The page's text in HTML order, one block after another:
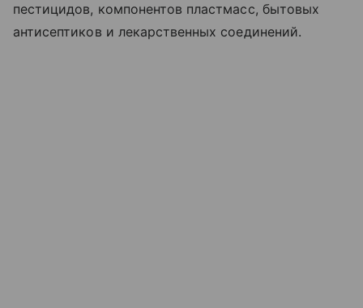
пестицидов, компонентов пластмасс, бытовых
антисептиков и лекарственных соединений.